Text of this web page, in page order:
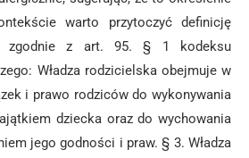
warto przytoczyć definicję
zgodnie z art. 95. § 1 kodeksu
Władza rodzicielska obejmuje w
i prawo rodziców do wykonywania
dziecka oraz do wychowania
jego godności i praw. § 3. Władza